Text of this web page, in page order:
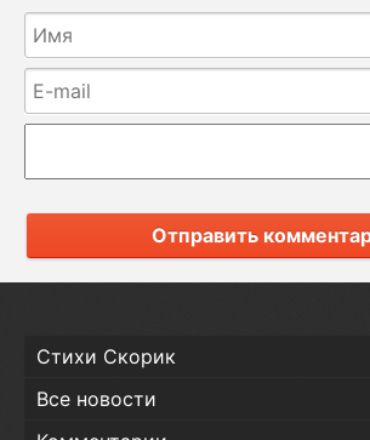
Отправить
Стихи Скорик
Все новости